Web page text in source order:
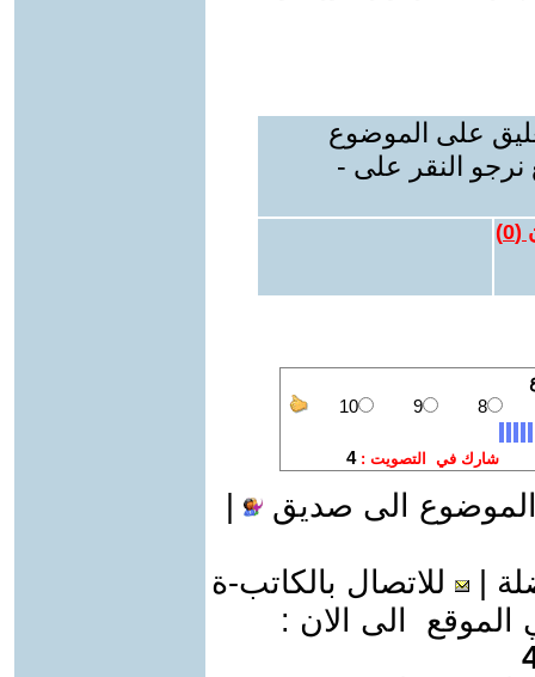
على الموضوع
نرجو النقر على -
(
0
)
الى صديق
للاتصال بالكاتب-ة
الى الان :